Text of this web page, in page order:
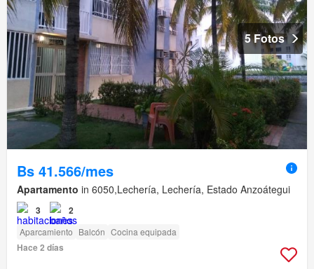
5 Fotos
Bs 41.566/mes
Apartamento in 6050,Lechería, Lechería, Estado Anzoátegui
3 2
Aparcamiento Balcón Cocina equipada
Hace 2 días